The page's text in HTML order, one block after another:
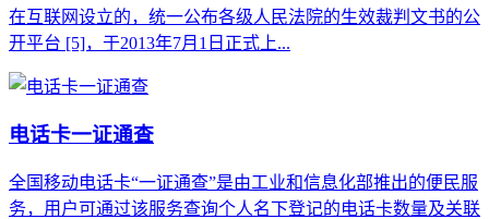
在互联网设立的，统一公布各级人民法院的生效裁判文书的公
开平台 [5]，于2013年7月1日正式上...
电话卡一证通查
全国移动电话卡“一证通查”是由工业和信息化部推出的便民服
务，用户可通过该服务查询个人名下登记的电话卡数量及关联